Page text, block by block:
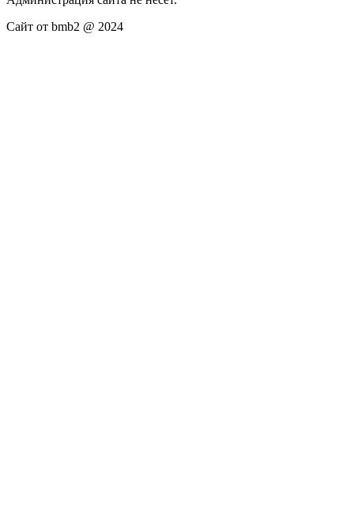
Сайт от bmb2 @ 2024